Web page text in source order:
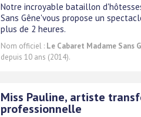
Notre incroyable bataillon
Sans Gêne'vous propose un
plus de 2 heures.
Nom officiel : Le Cabaret Madame Sans
depuis 10 ans (2014).
Miss Pauline, artiste
professionnelle